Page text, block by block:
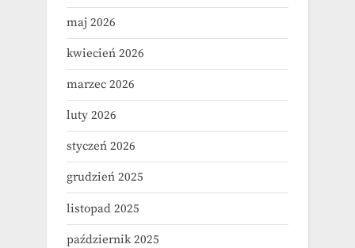
maj 2026
kwiecień 2026
marzec 2026
luty 2026
styczeń 2026
grudzień 2025
listopad 2025
październik 2025